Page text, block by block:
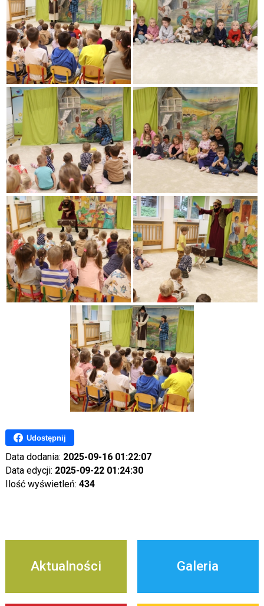
Udostępnij
Data dodania: 2025-09-16 01:22:07
Data edycji: 2025-09-22 01:24:30
Ilość wyświetleń: 434
Aktualności Galeria